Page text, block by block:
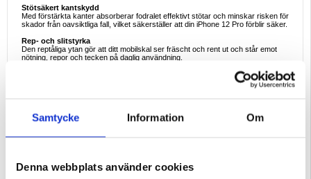
Samtycke Information Om
Denna webbplats använder cookies
Stötsäkert kantskydd
Med förstärkta kanter absorberar fodralet effektivt stötar och minskar risken för
skador från oavsiktliga fall, vilket säkerställer att din iPhone 12 Pro förblir säker.
Rep- och slitstyrka
Den reptåliga ytan gör att ditt mobilskal ser fräscht och rent ut och står emot
nötning, repor och tecken på daglig användning.
En upphöjd ram på baksidan förbättrar inte bara greppet utan ger också
fodralet en modern 3D-effekt. Det kombinerar funktionalitet med stil och
Varför det här fodralet är perfekt
Detta hjärtmönstrade TPU-fodral balanserar mode och funktionalitet, vilket gör
- Söt hjärtformad design för en elegant look
- Premium TPU-byggnad för flexibilitet och hållbarhet